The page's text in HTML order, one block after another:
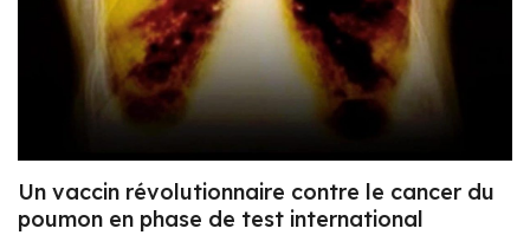
Un vaccin révolutionnaire contre le cancer du
poumon en phase de test international